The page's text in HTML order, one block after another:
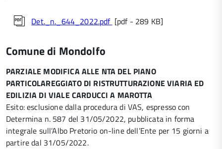
Det._n._644_2022.pdf [pdf - 289 KB]
Comune di Mondolfo
PARZIALE MODIFICA ALLE NTA DEL PIANO
PARTICOLAREGGIATO DI RISTRUTTURAZIONE VIARIA ED
EDILIZIA DI VIALE CARDUCCI A MAROTTA
Esito: esclusione dalla procedura di VAS, espresso con
Determina n. 587 del 31/05/2022, pubblicata in forma
integrale sull’Albo Pretorio on-line dell’Ente per 15 giorni a
partire dal 31/05/2022.